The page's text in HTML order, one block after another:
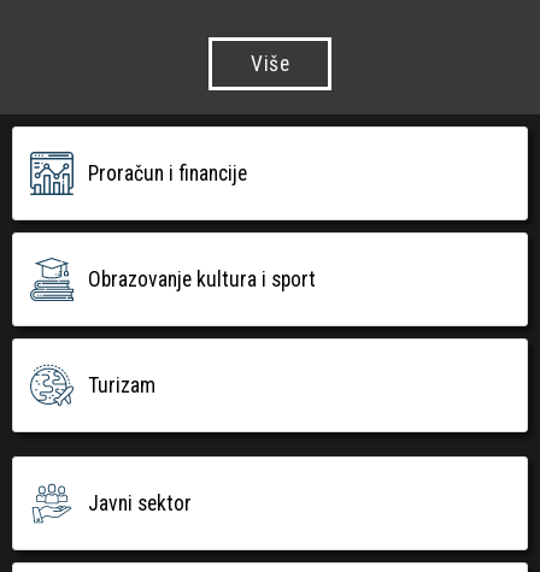
Više
Proračun i financije
Obrazovanje kultura i sport
Turizam
Javni sektor